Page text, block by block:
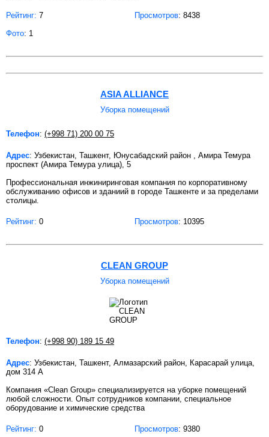
Рейтинг: 7 Просмотров: 8438
Фото: 1
ASIA ALLIANCE
Уборка помещений
Телефон: (+998 71) 200 00 75
Адрес: Узбекистан, Ташкент, Юнусабадский район , Амира Темура
проспект (Амира Темура улица), 5
Профессиональная инжиниринговая компания по корпоративному
обслуживанию офисов и зданиий в городе Ташкенте и за пределами
столицы.
Рейтинг: 0 Просмотров: 10395
CLEAN GROUP
Уборка помещений
Телефон: (+998 90) 189 15 49
Адрес: Узбекистан, Ташкент, Алмазарский район, Карасарай улица,
дом 314 А
Компания «Clean Group» специализируется на уборке помещений
любой сложности. Опыт сотрудников компании, специальное
оборудование и химические средства
Рейтинг: 0 Просмотров: 9380